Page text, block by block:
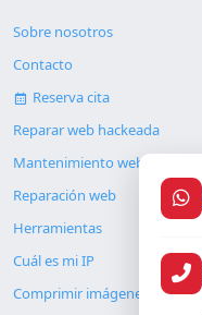
Sobre nosotros
Contacto
Reserva cita
Reparar web hackeada
Mantenimiento web
Reparación web
Herramientas
Cuál es mi IP
Comprimir imágenes